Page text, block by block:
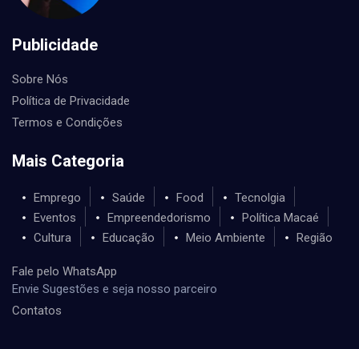
Publicidade
Sobre Nós
Política de Privacidade
Termos e Condições
Mais Categoria
Emprego Saúde Food
Tecnolgia
Eventos
Empreendedorismo
Política Macaé
Cultura
Educação Meio Ambiente Região
Fale pelo WhatsApp
Envie Sugestões e seja nosso parceiro
Contatos